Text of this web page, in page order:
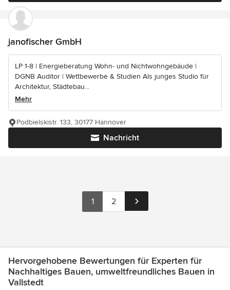
janofischer GmbH
LP 1-8 | Energieberatung Wohn- und Nichtwohngebäude |
DGNB Auditor | Wettbewerbe & Studien Als junges Studio für
Architektur, Städtebau...
Mehr
Nachricht
Podbielskistr. 133, 30177 Hannover
1 2
Hervorgehobene Bewertungen für Experten für
Nachhaltiges Bauen, umweltfreundliches Bauen in
Vallstedt